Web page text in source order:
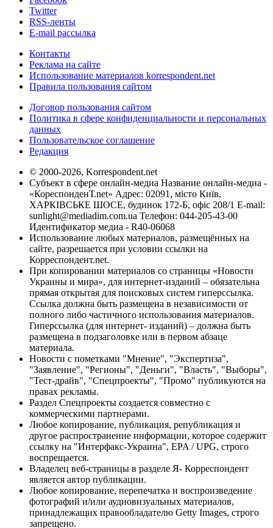
Twitter
RSS-ленты
E-mail рассылка
Контакты
Реклама на сайте
Использование материалов korrespondent.net
Правила пользования сайтом
Договор пользования сайтом
Политика в сфере конфиденциальности и персональных
данных
Пользовательское соглашение
Редакция
© 2000-2026, Korrespondent.net
Субъект в сфере онлайн-медиа Название онлайн-медиа -
«КореспонденТ.net» Адрес: 02091, місто Київ,
ХАРКІВСЬКЕ ШОСЕ, будинок 172-Б, офіс 208/1 E-mail:
sunlight@mediadim.com.ua Телефон: 044-205-43-00
Идентификатор медиа - R40-06068
Использование любых материалов, размещённых на
сайте, разрешается при условии ссылки на
Корреспондент.net.
При копировании материалов со страницы «Новости
Украины и мира», для интернет-изданий – обязательна
прямая открытая для поисковых систем гиперссылка.
Ссылка должна быть размещена в независимости от
полного либо частичного использования материалов.
Гиперссылка (для интернет- изданий) – должна быть
размещена в подзаголовке или в первом абзаце
материала.
Новости с пометками "Мнение", "Экспертиза",
"Заявление", "Регионы", "Деньги", "Власть", "Выборы",
"Тест-драйв", "Спецпроекты", "Промо" публикуются на
правах рекламы.
Раздел Спецпроекты создается совместно с
коммерческими партнерами.
Любое копирование, публикация, републикация и
другое распространение информации, которое содержит
ссылку на "Интерфакс-Украина", EPA / UPG, строго
воспрещается.
Владелец веб-страницы в разделе Я- Корреспондент
является автор публикации.
Любое копирование, перепечатка и воспроизведение
фотографий и/или аудиовизуальных материалов,
принадлежащих правообладателю Getty Images, строго
запрещено.